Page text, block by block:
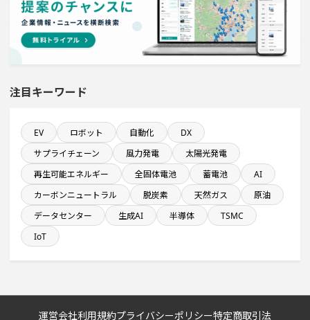
従業員数100名以上プロジェクト
ホテル・宿泊事業を営む会社で10億円以上投資する設備
新規雇用者数100名以上プロジェクト
医薬品工場のプロジェクト
飲食事業を営む会社で10億円以上投資する設備新設計画
自動車関連工場のプロジェクト
情報通信事業を営む会社で10億円以上投資する設備新設
注目キーワード
EV ロボット 自動化
DX
サプライチェーン
風力発電
太陽光発電
再生可能エネルギー
全固体電池 蓄電池
AI
カーボンニュートラル
脱炭素 天然ガス
原油
データセンター
生成AI 半導体
TSMC
IoT
運営会社利用規約プライバシーポリシー特定商取引法